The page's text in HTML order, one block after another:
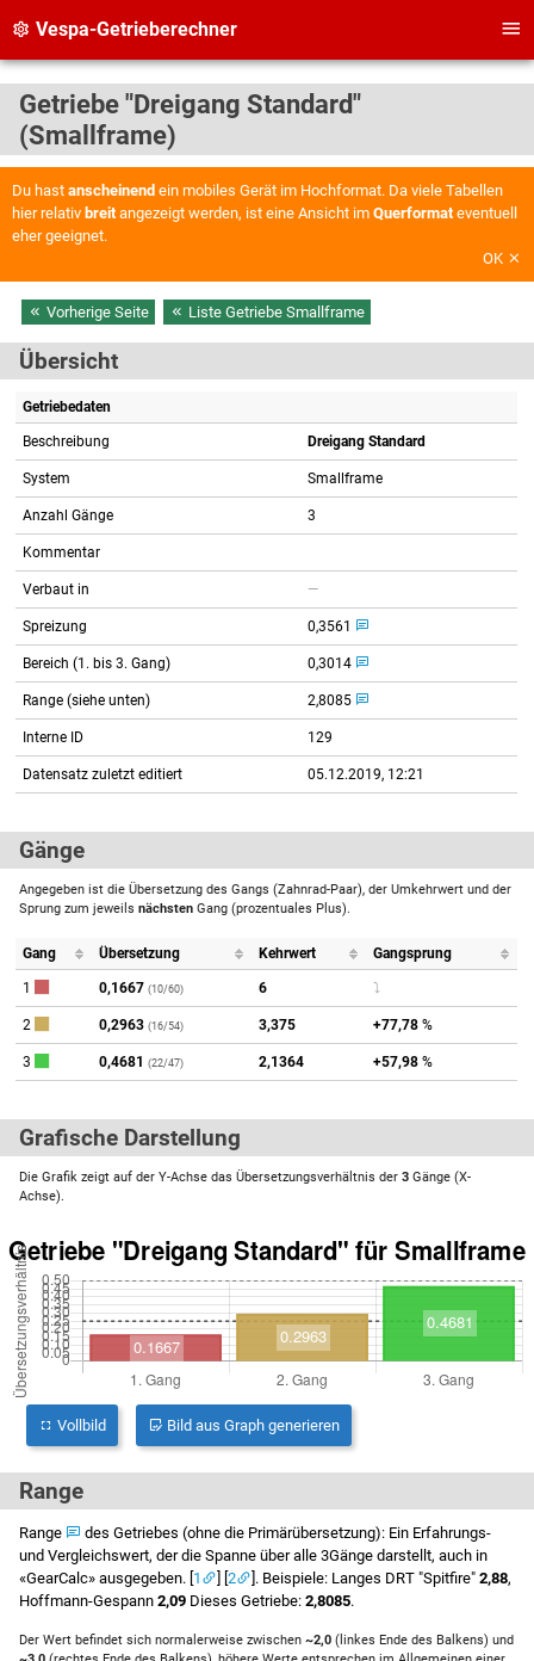
Vespa-Getrieberechner
Getriebe "Dreigang Standard"
(Smallframe)
Du hast anscheinend ein mobiles Gerät im Hochformat. Da viele Tabellen
hier relativ breitangezeigt werden, ist eine Ansicht im Querformateventuell
eher geeignet.
OK
Vorherige Seite Liste Getriebe Smallframe
Übersicht
Getriebedaten
Beschreibung Dreigang Standard
System Smallframe
Anzahl Gänge 3
Kommentar
Verbaut in —
Spreizung 0,3561
Bereich (1. bis 3. Gang) 0,3014
Range (siehe unten) 2,8085
Interne ID 129
Datensatz zuletzt editiert 05.12.2019, 12:21
Gänge
Angegeben ist die Übersetzung des Gangs (Zahnrad-Paar), der Umkehrwert und der
Sprung zum jeweils nächsten Gang (prozentuales Plus).
Gang Übersetzung Kehrwert Gangsprung
1 0,1667 (10/60) 6 ⤵
2 0,2963 (16/54) 3,375 +77,78 %
3 0,4681 (22/47) 2,1364 +57,98 %
Grafische Darstellung
Die Grafik zeigt auf der Y-Achse das Übersetzungsverhältnis der 3 Gänge (X-
Achse).
Vollbild Bild aus Graph generieren
Range
Range
des Getriebes (ohne die Primärübersetzung): Ein Erfahrungs-
und Vergleichswert, der die Spanne über alle 3Gänge darstellt, auch in
GearCalc ausgegeben. [ 1 2 ]. Beispiele: Langes DRT "Spitfire" 2,88,
Hoffmann-Gespann 2,09 Dieses Getriebe: 2,8085.
Der Wert befindet sich normalerweise zwischen ~2,0 (linkes Ende des Balkens) und